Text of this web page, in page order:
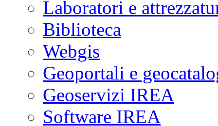
Laboratori e
Biblioteca
Webgis
Geoportali e
Geoservizi IREA
Software IREA